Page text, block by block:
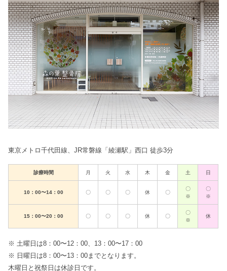
東京メトロ千代田線、JR常磐線「綾瀬駅」西口 徒歩3分
診療時間 月 火 水 木 金 土 日
10：00〜14：00 〇 〇 〇 休 〇
〇
※
〇
※
15：00〜20：00 〇 〇 〇 休 〇
〇
※
休
※ 土曜日は8：00〜12：00、13：00〜17：00
※ 日曜日は8：00〜13：00までとなります。
木曜日と祝祭日は休診日です。